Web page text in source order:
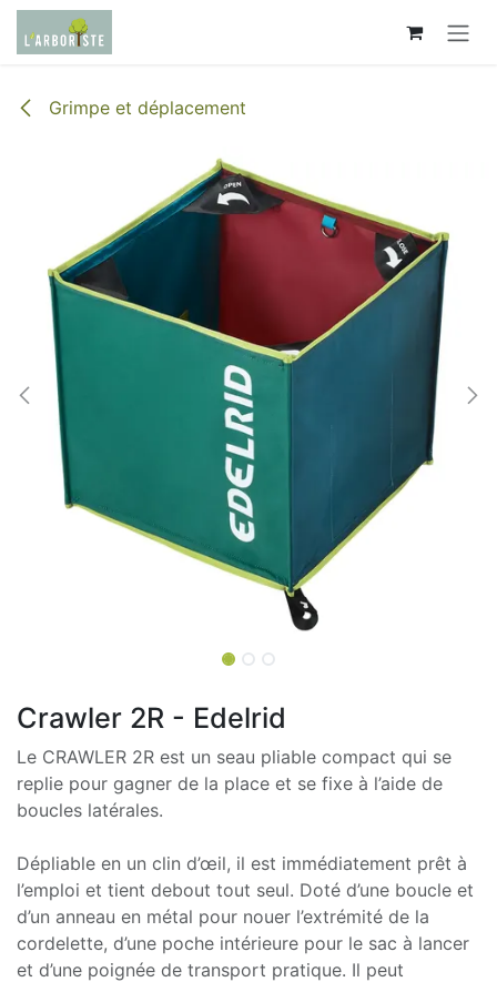
Se rendre au contenu
Grimpe et déplacement
Crawler 2R - Edelrid
Le CRAWLER 2R est un seau pliable compact qui se
replie pour gagner de la place et se fixe à l’aide de
boucles latérales.
Dépliable en un clin d’œil, il est immédiatement prêt à
l’emploi et tient debout tout seul. Doté d’une boucle et
d’un anneau en métal pour nouer l’extrémité de la
cordelette, d’une poche intérieure pour le sac à lancer
et d’une poignée de transport pratique. Il peut